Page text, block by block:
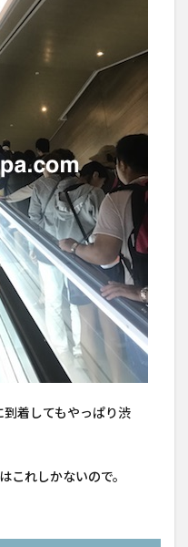
着してもやっぱり渋
これしかないので。